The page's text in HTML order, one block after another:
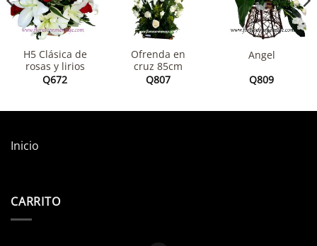
H5 Clásica de
rosas y lirios
Q672
Ofrenda en
cruz 85cm
Q807
Angel
Q809
Inicio
CARRITO